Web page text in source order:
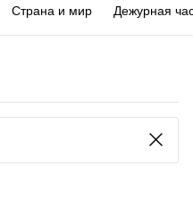
Страна и мир Дежурная